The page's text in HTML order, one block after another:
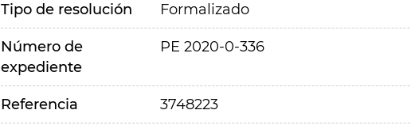
Tipo de resolución Formalizado
Número de
expediente
PE 2020-0-336
Referencia 3748223